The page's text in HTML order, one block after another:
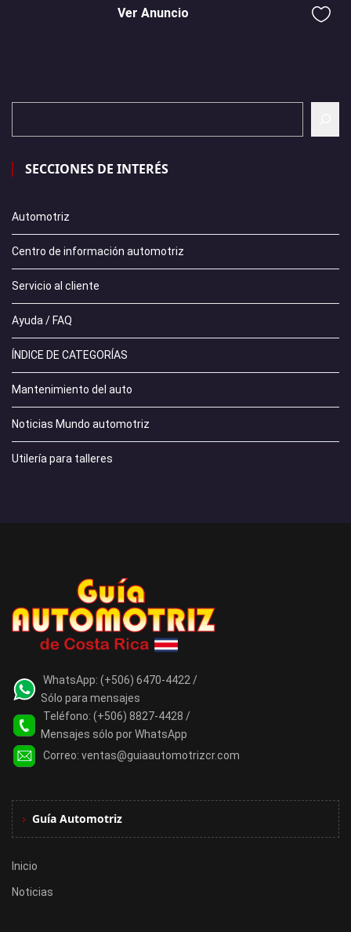
Ver Anuncio
SECCIONES DE INTERÉS
Automotriz
Centro de información automotriz
Servicio al cliente
Ayuda / FAQ
ÍNDICE DE CATEGORÍAS
Mantenimiento del auto
Noticias Mundo automotriz
Utilería para talleres
WhatsApp: (+506) 6470-4422 /
Sólo para mensajes
Teléfono: (+506) 8827-4428 /
Mensajes sólo por WhatsApp
Correo: ventas@guiaautomotrizcr.com
Guía Automotriz
Inicio
Noticias